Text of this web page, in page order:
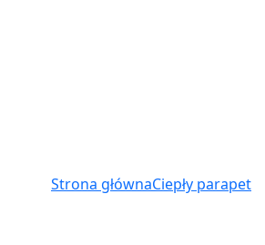
Strona głównaCiepły parapet